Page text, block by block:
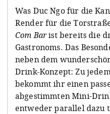
Was Duc Ngo für die
Render für die
Com Barist bereits die
Gastronoms. Das
neben dem
Drink-Konzept: Zu
bekommt ihr einen
abgestimmten Mini-
entweder parallel dazu